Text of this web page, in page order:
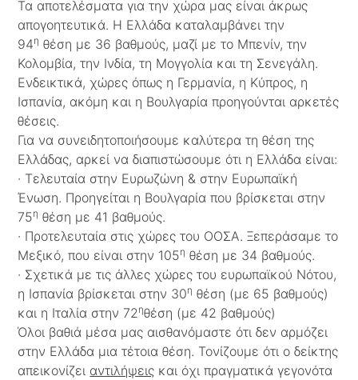
Τα αποτελέσματα για την χώρα μας είναι άκρως
απογοητευτικά. Η Ελλάδα καταλαμβάνει την
94η θέση με 36 βαθμούς, μαζί με το Μπενίν, την
Κολομβία, την Ινδία, τη Μογγολία και τη Σενεγάλη.
Ενδεικτικά, χώρες όπως η Γερμανία, η Κύπρος, η
Ισπανία, ακόμη και η Βουλγαρία προηγούνται αρκετές
θέσεις.
Για να συνειδητοποιήσουμε καλύτερα τη θέση της
Ελλάδας, αρκεί να διαπιστώσουμε ότι η Ελλάδα είναι:
· Τελευταία στην Ευρωζώνη & στην Ευρωπαϊκή
Ένωση. Προηγείται η Βουλγαρία που βρίσκεται στην
75η θέση με 41 βαθμούς.
· Προτελευταία στις χώρες του ΟΟΣΑ. Ξεπεράσαμε το
Μεξικό, που είναι στην 105η θέση με 34 βαθμούς.
· Σχετικά με τις άλλες χώρες του ευρωπαϊκού Νότου,
η Ισπανία βρίσκεται στην 30η θέση (με 65 βαθμούς)
και η Ιταλία στην 72ηθέση (με 42 βαθμούς)
Όλοι βαθιά μέσα μας αισθανόμαστε ότι δεν αρμόζει
στην Ελλάδα μια τέτοια θέση. Τονίζουμε ότι ο δείκτης
απεικονίζει αντιλήψεις και όχι πραγματικά γεγονότα